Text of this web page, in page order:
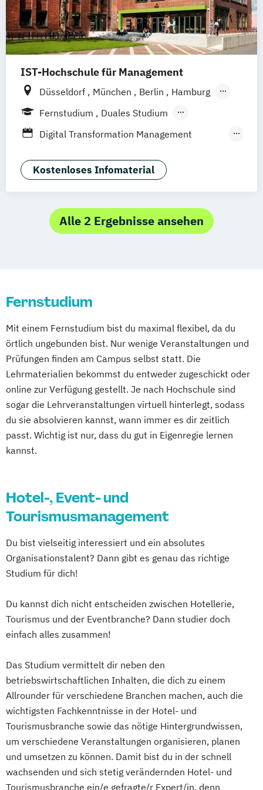
IST-Hochschule für Management
Düsseldorf München Berlin
Hamburg
Weil am Rhein
Frankfurt am Main
Fernstudium
Duales Studium
Fernlehrgang
Digital Transformation Management
Hotelmanagement)
Hospitality Controlling & Hotel Asset
Hotel Management
Hotel Management (dual)
Consulting
Tourismusökonom (FH)
Kostenloses Infomaterial
Alle 2 Ergebnisse ansehen
Fernstudium
Mit einem Fernstudium bist du maximal flexibel, da du
örtlich ungebunden bist. Nur wenige Veranstaltungen und
Prüfungen finden am Campus selbst statt. Die
Lehrmaterialien bekommst du entweder zugeschickt oder
online zur Verfügung gestellt. Je nach Hochschule sind
sogar die Lehrveranstaltungen virtuell hinterlegt, sodass
du sie absolvieren kannst, wann immer es dir zeitlich
passt. Wichtig ist nur, dass du gut in Eigenregie lernen
kannst.
Hotel-, Event- und
Tourismusmanagement
Du bist vielseitig interessiert und ein absolutes
Organisationstalent? Dann gibt es genau das richtige
Studium für dich!
Du kannst dich nicht entscheiden zwischen Hotellerie,
Tourismus und der Eventbranche? Dann studier doch
einfach alles zusammen!
Das Studium vermittelt dir neben den
betriebswirtschaftlichen Inhalten, die dich zu einem
Allrounder für verschiedene Branchen machen, auch die
wichtigsten Fachkenntnisse in der Hotel- und
Tourismusbranche sowie das nötige Hintergrundwissen,
um verschiedene Veranstaltungen organisieren, planen
und umsetzen zu können. Damit bist du in der schnell
wachsenden und sich stetig verändernden Hotel- und
Tourismusbranche ein/e gefragte/r Expert/in, denn